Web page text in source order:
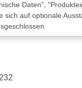
Daten",
auf optionale